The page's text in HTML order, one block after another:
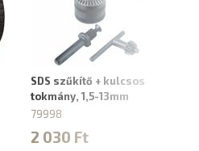
SDS szűkítő + kulcsos
tokmány, 1,5-13mm
79998
2 030 Ft